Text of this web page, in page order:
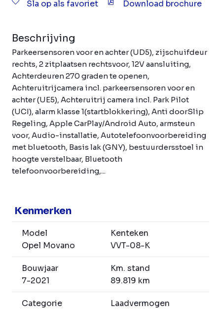
Sla op als favoriet Download brochure
Beschrijving
Parkeersensoren voor en achter (UD5), zijschuifdeur
rechts, 2 zitplaatsen rechtsvoor, 12V aansluiting,
Achterdeuren 270 graden te openen,
Achteruitrijcamera incl. parkeersensoren voor en
achter (UE5), Achteruitrij camera incl. Park Pilot
(UCI), alarm klasse 1(startblokkering), Anti doorSlip
Regeling, Apple CarPlay/Android Auto, armsteun
voor, Audio-installatie, Autotelefoonvoorbereiding
met bluetooth, Basis lak (GNY), bestuurdersstoel in
hoogte verstelbaar, Bluetooth
telefoonvoorbereiding,...
Kenmerken
Model
Opel Movano
Kenteken
VVT-08-K
Bouwjaar
7-2021
Km. stand
89.819 km
Categorie
Laadvermogen